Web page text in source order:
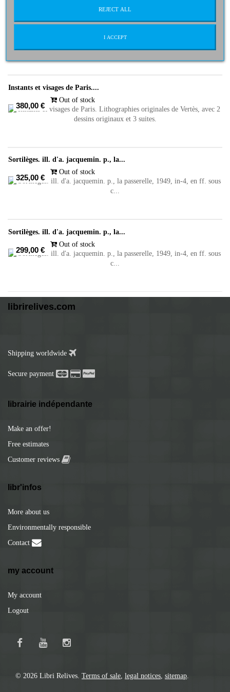
Instants et visages de Paris....
380,00 €
Out of stock
Sortilèges. ill. d'a. jacquemin. p., la...
325,00 €
Out of stock
Sortilèges. ill. d'a. jacquemin. p., la...
299,00 €
Out of stock
librirelives.com
Shipping worldwide
Secure payment
librairie indépendante
Make an offer!
Free estimates
Customer reviews
libr'infos
More about us
Environmentally responsible
Contact
my account
My account
Logout
© 2026 Libri Relives. Terms of sale, legal notices, sitemap.
REJECT ALL
I ACCEPT